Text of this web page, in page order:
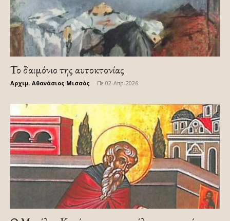
Το δαιμόνιο της αυτοκτονίας
Αρχιμ. Αθανάσιος Μισσός Πε 02-Απρ-2026